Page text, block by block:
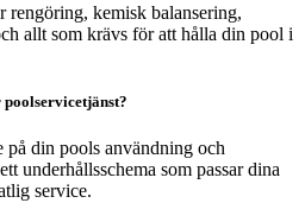
rengöring, kemisk balansering,
allt som krävs för att hålla din pool i
på din pools användning och
underhållsschema som passar dina
service.